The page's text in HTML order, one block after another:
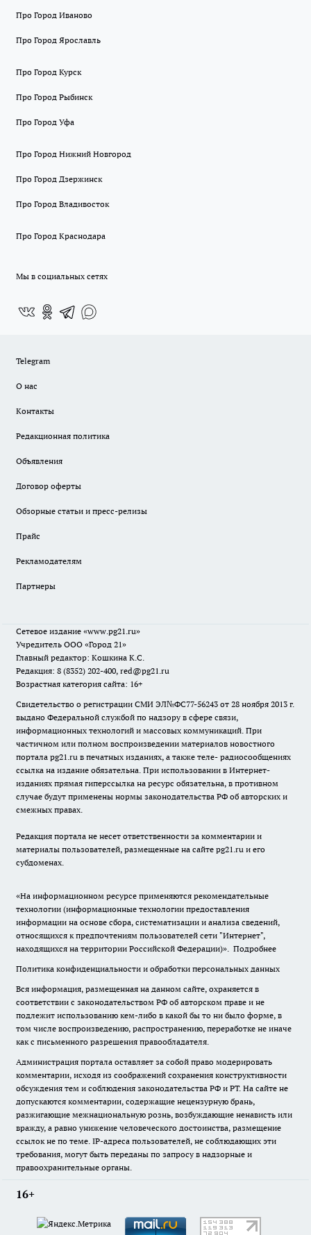
Про Город Иваново
Про Город Ярославль
Про Город Курск
Про Город Рыбинск
Про Город Уфа
Про Город Нижний Новгород
Про Город Дзержинск
Про Город Владивосток
Про Город Краснодара
Мы в социальных сетях
Telegram
О нас
Контакты
Редакционная политика
Объявления
Договор оферты
Обзорные статьи и пресс-релизы
Прайс
Рекламодателям
Партнеры
Сетевое издание «www.pg21.ru»
Учредитель ООО «Город 21»
Главный редактор: Кошкина К.С.
Редакция: 8 (8352) 202-400, red@pg21.ru
Возрастная категория сайта: 16+
Свидетельство о регистрации СМИ ЭЛ№ФС77-56243 от 28 ноября 2013 г.
выдано Федеральной службой по надзору в сфере связи,
информационных технологий и массовых коммуникаций. При
частичном или полном воспроизведении материалов новостного
портала pg21.ru в печатных изданиях, а также теле- радиосообщениях
ссылка на издание обязательна. При использовании в Интернет-
изданиях прямая гиперссылка на ресурс обязательна, в противном
случае будут применены нормы законодательства РФ об авторских и
смежных правах.
Редакция портала не несет ответственности за комментарии и
материалы пользователей, размещенные на сайте pg21.ru и его
субдоменах.
«На информационном ресурсе применяются рекомендательные
технологии (информационные технологии предоставления
информации на основе сбора, систематизации и анализа сведений,
относящихся к предпочтениям пользователей сети "Интернет",
находящихся на территории Российской Федерации)». Подробнее
Политика конфиденциальности и обработки персональных данных
Вся информация, размещенная на данном сайте, охраняется в
соответствии с законодательством РФ об авторском праве и не
подлежит использованию кем-либо в какой бы то ни было форме, в
том числе воспроизведению, распространению, переработке не иначе
как с письменного разрешения правообладателя.
Администрация портала оставляет за собой право модерировать
комментарии, исходя из соображений сохранения конструктивности
обсуждения тем и соблюдения законодательства РФ и РТ. На сайте не
допускаются комментарии, содержащие нецензурную брань,
разжигающие межнациональную рознь, возбуждающие ненависть или
вражду, а равно унижение человеческого достоинства, размещение
ссылок не по теме. IP-адреса пользователей, не соблюдающих эти
требования, могут быть переданы по запросу в надзорные и
правоохранительные органы.
16+